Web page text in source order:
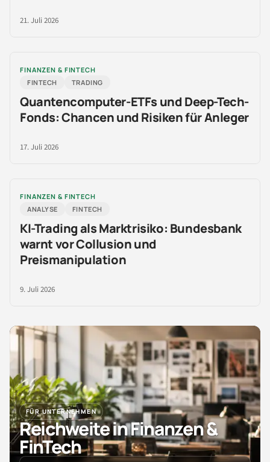
21. Juli 2026
FINANZEN & FINTECH
FINTECH
TRADING
Quantencomputer-ETFs und Deep-Tech-
Fonds: Chancen und Risiken für Anleger
17. Juli 2026
FINANZEN & FINTECH
ANALYSE
FINTECH
KI-Trading als Marktrisiko: Bundesbank
warnt vor Collusion und
Preismanipulation
9. Juli 2026
FÜR UNTERNEHMEN
Reichweite in Finanzen &
FinTech